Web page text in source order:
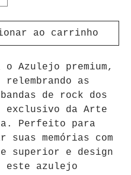
ao carrinho
o Azulejo premium,
relembrando as
de rock dos
exclusivo da Arte
Perfeito para
suas memórias com
superior e design
este azulejo